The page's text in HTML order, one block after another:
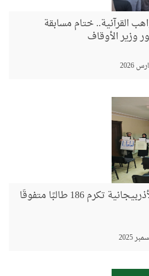
القرآنية.. ختام مسابقة
وزير الأوقاف
186 طالبًا متفوقًا